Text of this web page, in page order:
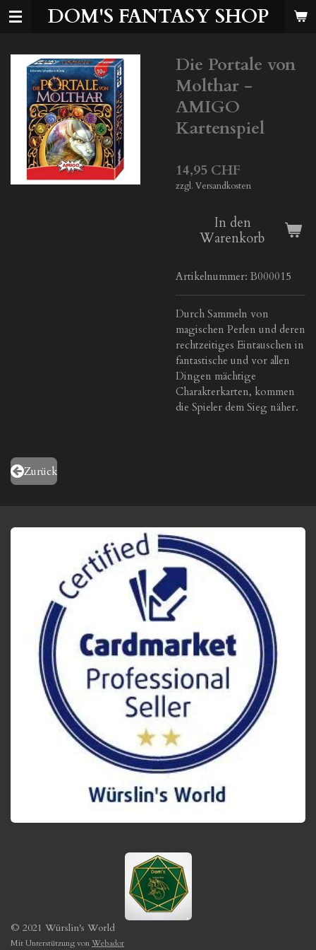
Zum
DOM'S FANTASY SHOP
Die Portale von
Molthar -
AMIGO
Kartenspiel
14,95 CHF
zzgl. Versandkosten
In den
Warenkorb
Artikelnummer: B000015
Durch Sammeln von
magischen Perlen und deren
rechtzeitiges Eintauschen in
fantastische und vor allen
Dingen mächtige
Charakterkarten, kommen
die Spieler dem Sieg näher.
Zurück
© 2021 Würslin's World
Mit Unterstützung vonWebador